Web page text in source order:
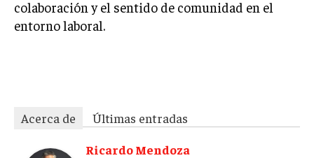
colaboración y el sentido de comunidad en el
entorno laboral.
Acerca de
Últimas entradas
Ricardo Mendoza